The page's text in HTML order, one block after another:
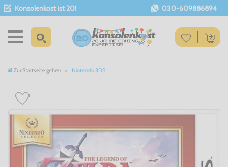
Konsolenkost ist 20! 030-609886894
Zur Startseite gehen Nintendo 3DS